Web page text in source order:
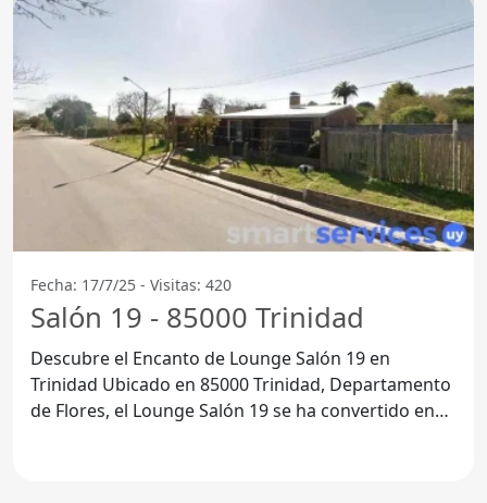
Fecha: 17/7/25 - Visitas: 420
Salón 19 - 85000 Trinidad
Descubre el Encanto de Lounge Salón 19 en
Trinidad Ubicado en 85000 Trinidad, Departamento
de Flores, el Lounge Salón 19 se ha convertido en